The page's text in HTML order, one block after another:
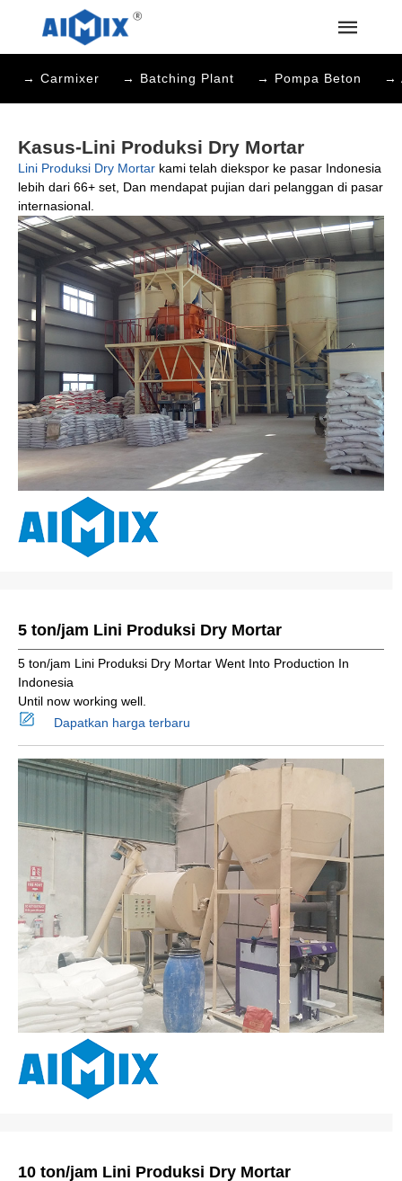
→ Carmixer → Batching Plant → Pompa Beton →
Kasus-Lini Produksi Dry Mortar
Lini Produksi Dry Mortar kami telah diekspor ke pasar Indonesia
lebih dari 66+ set, Dan mendapat pujian dari pelanggan di pasar
internasional.
5 ton/jam Lini Produksi Dry Mortar
5 ton/jam Lini Produksi Dry Mortar Went Into Production In
Indonesia
Until now working well.
Dapatkan harga terbaru
10 ton/jam Lini Produksi Dry Mortar